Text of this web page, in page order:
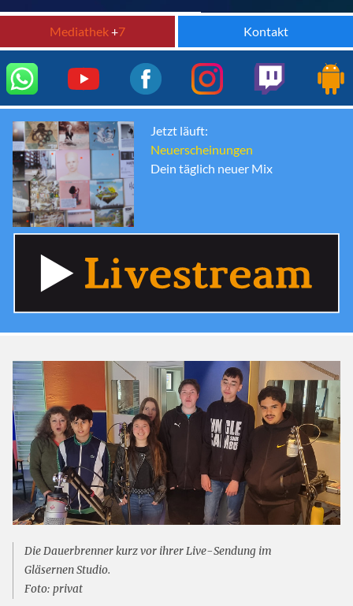
Mediathek+7 Kontakt
Jetzt läuft:
Neuerscheinungen
Dein täglich neuer Mix
Die Dauerbrenner kurz vor ihrer Live-Sendung im
Gläsernen Studio.
Foto: privat